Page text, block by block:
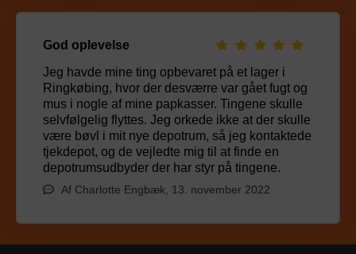
God oplevelse
Jeg havde mine ting opbevaret på et lager i
Ringkøbing, hvor der desværre var gået fugt og
mus i nogle af mine papkasser. Tingene skulle
selvfølgelig flyttes. Jeg orkede ikke at der skulle
være bøvl i mit nye depotrum, så jeg kontaktede
tjekdepot, og de vejledte mig til at finde en
depotrumsudbyder der har styr på tingene.
Af Charlotte Engbæk, 13. november 2022